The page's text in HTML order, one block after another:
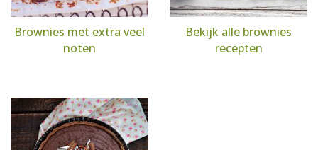
Brownies met extra veel
noten
Bekijk alle brownies
recepten